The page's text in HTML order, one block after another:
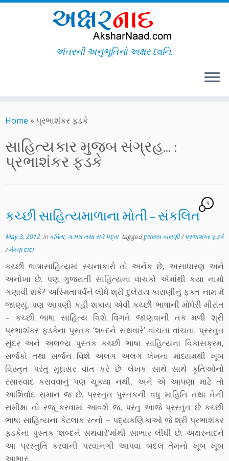
to
અંતરની અનુભૂતિનો અક્ષર ધ્વનિ..
Home » પ્રભાશંકર ફડકે
સાહિત્યકાર મુજબ સંગ્રહ... :
પ્રભાશંકર ફડકે
કચ્છી સાહિત્યમાળાના મોતી – સંકલિત
4
May 3, 2012inકવિતા, ગઝલ તથા સર્વ પદ્ય taggedદુલેરાય કારાણી/પ્રભાશંકર ફડકે
/મેંકણ દાદા
કચ્છી ભાષાસાહિત્યમાં રચનાકારો તો અનેક છે, અસાધારણ અને
અનોખા છે. પણ ગુજરાતી સાહિત્યના વાચકો એમાંથી કયા નામો
ગણાવી શકે? અસ્મિતાપર્વને લીધે શ્રી દુલેરાય કારાણીનું ફક્ત નામ મેં
જાણ્યું, પણ આપણી કહી શકાય એવી કચ્છી ભાષાની મોંઘેરી મીરાંત
– કચ્છી ભાષા સાહિત્ય વિશે વિગતે જાણવાની તક મળી શ્રી
પ્રભાશંકર ફડકેના પુસ્તક ‘શબ્દને સથવારે’ વાંચતા વાંચતા. પ્રસ્તુત
સુંદર અને અલભ્ય પુસ્તક કચ્છી ભાષા સાહિત્યના વિકાસક્રમ,
સર્જકો તથા સર્જન વિશે અલગ અલગ લેખના માધ્યમથી ખૂબ
વિસ્તૃત પરંતુ મુદ્દાસર વાત કરે છે. લેખક સાથે સાથે કૃતિઓનો
રસાસ્વાદ કરાવવાનું પણ ચૂક્યા નથી, અને એ આપણા માટે તો
આશિર્વાદ સમાન જ છે. પ્રસ્તુત પુસ્તકની વધુ માહિતિ તથા તેની
સમીક્ષા તો રજૂ કરવામાં આવશે જ, પરંતુ આજે પ્રસ્તુત છે કચ્છી
ભાષા સાહિત્યના કેટલાક રત્નો – પદ્યકણિકાઓ જે શ્રી પ્રભાશંકર
ફડકેના પુસ્તક ‘શબ્દને સથવારે’માંથી સાભાર લીધી છે. અક્ષરનાદને
આ પ્રસ્તુતિ કરવાની પરવાનગી આપવા બદલ તેમનો ખૂબ ખૂબ
આભાર.